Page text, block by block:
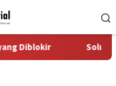
Diblokir Solusi